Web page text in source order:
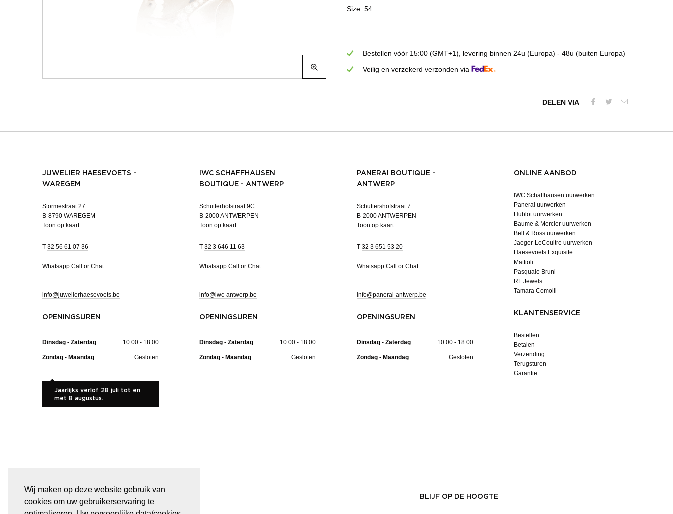
Wij maken op deze website gebruik van
cookies om uw gebruikerservaring te
Size: 54
Bestellen vóór 15:00 (GMT+1), levering binnen 24u (Europa) - 48u (buiten Europa)
Veilig en verzekerd verzonden via
DELEN VIA
JUWELIER HAESEVOETS -
WAREGEM
Stormestraat 27
B-8790 WAREGEM
Toon op kaart
T 32 56 61 07 36
Whatsapp Call or Chat
info@juwelierhaesevoets.be
OPENINGSUREN
Dinsdag - Zaterdag 10:00 - 18:00
Zondag - Maandag Gesloten
Jaarlijks verlof 28 juli tot en
met 8 augustus.
IWC SCHAFFHAUSEN
BOUTIQUE - ANTWERP
Schutterhofstraat 9C
B-2000 ANTWERPEN
Toon op kaart
T 32 3 646 11 63
Whatsapp Call or Chat
info@iwc-antwerp.be
OPENINGSUREN
Dinsdag - Zaterdag 10:00 - 18:00
Zondag - Maandag Gesloten
PANERAI BOUTIQUE -
ANTWERP
Schuttershofstraat 7
B-2000 ANTWERPEN
Toon op kaart
T 32 3 651 53 20
Whatsapp Call or Chat
info@panerai-antwerp.be
OPENINGSUREN
Dinsdag - Zaterdag 10:00 - 18:00
Zondag - Maandag Gesloten
ONLINE AANBOD
IWC Schaffhausen uurwerken
Panerai uurwerken
Hublot uurwerken
Baume & Mercier uurwerken
Bell & Ross uurwerken
Jaeger-LeCoultre uurwerken
Haesevoets Exquisite
Mattioli
Pasquale Bruni
RF Jewels
Tamara Comolli
KLANTENSERVICE
Bestellen
Betalen
Verzending
Terugsturen
Garantie
BETAAL VEILIG & GEMAKKELIJK BLIJF OP DE HOOGTE